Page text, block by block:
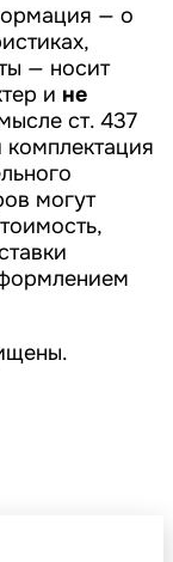
— о
— носит
и не
ст. 437
могут